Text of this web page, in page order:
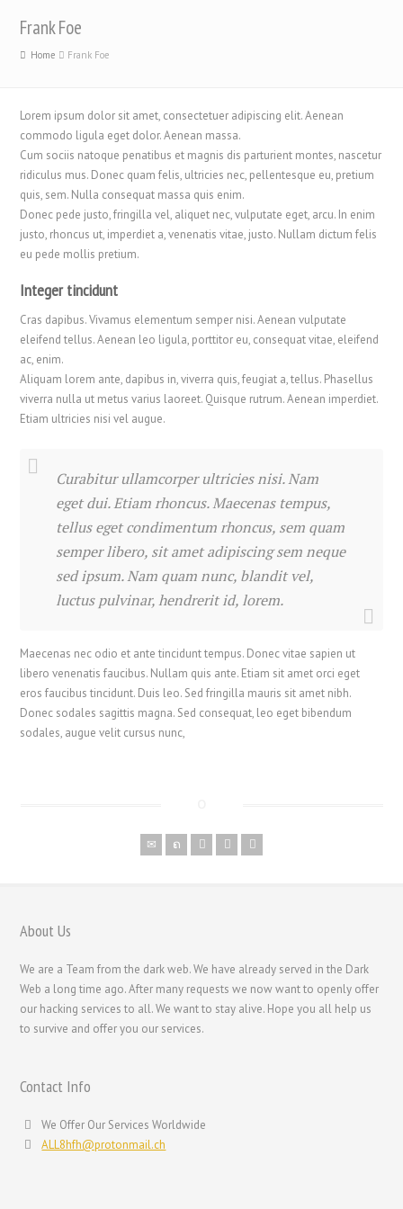
Frank Foe
Home Frank Foe
Lorem ipsum dolor sit amet, consectetuer adipiscing elit. Aenean
commodo ligula eget dolor. Aenean massa.
Cum sociis natoque penatibus et magnis dis parturient montes, nascetur
ridiculus mus. Donec quam felis, ultricies nec, pellentesque eu, pretium
quis, sem. Nulla consequat massa quis enim.
Donec pede justo, fringilla vel, aliquet nec, vulputate eget, arcu. In enim
justo, rhoncus ut, imperdiet a, venenatis vitae, justo. Nullam dictum felis
eu pede mollis pretium.
Integer tincidunt
Cras dapibus. Vivamus elementum semper nisi. Aenean vulputate
eleifend tellus. Aenean leo ligula, porttitor eu, consequat vitae, eleifend
ac, enim.
Aliquam lorem ante, dapibus in, viverra quis, feugiat a, tellus. Phasellus
viverra nulla ut metus varius laoreet. Quisque rutrum. Aenean imperdiet.
Etiam ultricies nisi vel augue.
Curabitur ullamcorper ultricies nisi. Nam
eget dui. Etiam rhoncus. Maecenas tempus,
tellus eget condimentum rhoncus, sem quam
semper libero, sit amet adipiscing sem neque
sed ipsum. Nam quam nunc, blandit vel,
luctus pulvinar, hendrerit id, lorem.
Maecenas nec odio et ante tincidunt tempus. Donec vitae sapien ut
libero venenatis faucibus. Nullam quis ante. Etiam sit amet orci eget
eros faucibus tincidunt. Duis leo. Sed fringilla mauris sit amet nibh.
Donec sodales sagittis magna. Sed consequat, leo eget bibendum
sodales, augue velit cursus nunc,
About Us
We are a Team from the dark web. We have already served in the Dark
Web a long time ago. After many requests we now want to openly offer
our hacking services to all. We want to stay alive. Hope you all help us
to survive and offer you our services.
Contact Info
We Offer Our Services Worldwide
ALL8hfh@protonmail.ch
Français de Belgique
Italiano
日本語
Polski
Svenska
简体中文
香港中文